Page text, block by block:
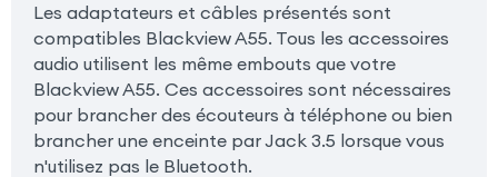
Les adaptateurs et câbles présentés sont
compatibles Blackview A55. Tous les accessoires
audio utilisent les même embouts que votre
Blackview A55. Ces accessoires sont nécessaires
pour brancher des écouteurs à téléphone ou bien
brancher une enceinte par Jack 3.5 lorsque vous
n'utilisez pas le Bluetooth.